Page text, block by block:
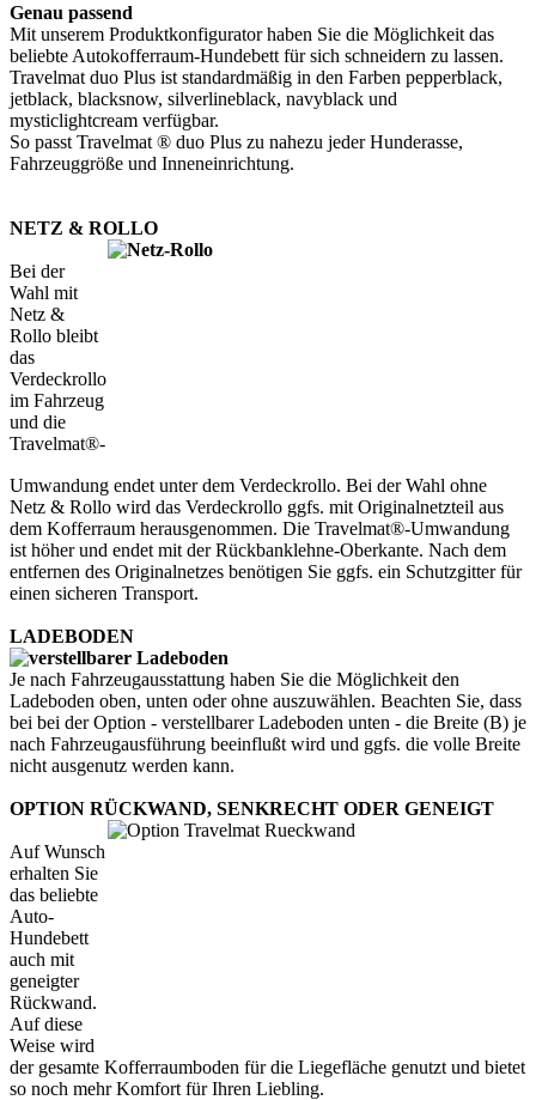
Genau passend
Mit unserem Produktkonfigurator haben Sie die Möglichkeit das
beliebte Autokofferraum-Hundebett für sich schneidern zu lassen.
Travelmat duo Plus ist standardmäßig in den Farben pepperblack,
jetblack, blacksnow, silverlineblack, navyblack und
mysticlightcream verfügbar.
So passt Travelmat ® duo Plus zu nahezu jeder Hunderasse,
Fahrzeuggröße und Inneneinrichtung.
NETZ & ROLLO
Bei der
Wahl mit
Netz &
Rollo bleibt
das
Verdeckrollo
im Fahrzeug
und die
Travelmat®-
Umwandung endet unter dem Verdeckrollo. Bei der Wahl ohne
Netz & Rollo wird das Verdeckrollo ggfs. mit Originalnetzteil aus
dem Kofferraum herausgenommen. Die Travelmat®-Umwandung
ist höher und endet mit der Rückbanklehne-Oberkante. Nach dem
entfernen des Originalnetzes benötigen Sie ggfs. ein Schutzgitter für
einen sicheren Transport.
LADEBODEN
Je nach Fahrzeugausstattung haben Sie die Möglichkeit den
Ladeboden oben, unten oder ohne auszuwählen. Beachten Sie, dass
bei bei der Option - verstellbarer Ladeboden unten - die Breite (B) je
nach Fahrzeugausführung beeinflußt wird und ggfs. die volle Breite
nicht ausgenutz werden kann.
OPTION RÜCKWAND, SENKRECHT ODER GENEIGT
Auf Wunsch
erhalten Sie
das beliebte
Auto-
Hundebett
auch mit
geneigter
Rückwand.
Auf diese
Weise wird
der gesamte Kofferraumboden für die Liegefläche genutzt und bietet
so noch mehr Komfort für Ihren Liebling.